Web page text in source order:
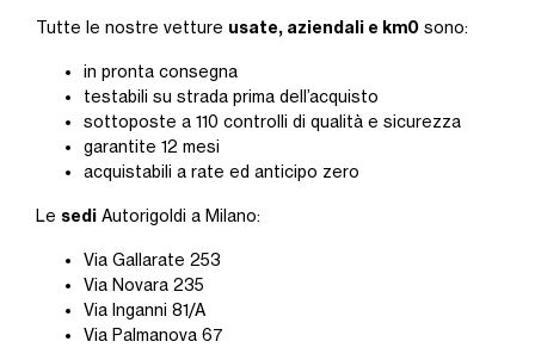
Tutte le nostre vetture usate, aziendali e km0 sono:
in pronta consegna
testabili su strada prima dell’acquisto
sottoposte a 110 controlli di qualità e sicurezza
garantite 12 mesi
acquistabili a rate ed anticipo zero
Le sedi Autorigoldi a Milano:
Via Gallarate 253
Via Novara 235
Via Inganni 81/A
Via Palmanova 67